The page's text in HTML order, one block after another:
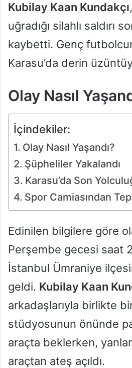
Kubilay Kaan Kundakçı
uğradığı silahlı saldırı
kaybetti. Genç
Karasu’da derin
Olay Nasıl
İçindekiler:
Olay Nasıl Yaşandı?
Şüpheliler Yakalandı
Karasu’da Son
Spor Camiasından
Edinilen bilgilere göre
Perşembe gecesi saat
İstanbul Ümraniye
geldi. Kubilay Kaan
arkadaşlarıyla birlikte
stüdyosunun önünde
araçta beklerken,
araçtan ateş açıldı.